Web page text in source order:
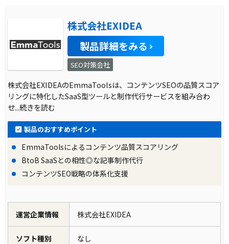
株式会社EXIDEA
製品詳細をみる
SEO対策会社
株式会社EXIDEAのEmmaToolsは、コンテンツSEOの品質スコア
リングに特化したSaaS型ツールと制作代行サービスを組み合わ
せ...続きを読む
製品のおすすめポイント
EmmaToolsによるコンテンツ品質スコアリング
BtoB SaaSとの相性◎な記事制作代行
コンテンツSEO戦略の体系化支援
運営企業情報 株式会社EXIDEA
ソフト種別 なし